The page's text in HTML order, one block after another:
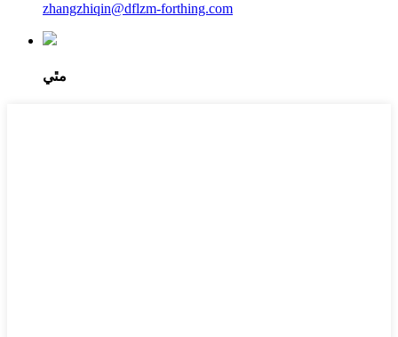
zhangzhiqin@dflzm-forthing.com
مٿي